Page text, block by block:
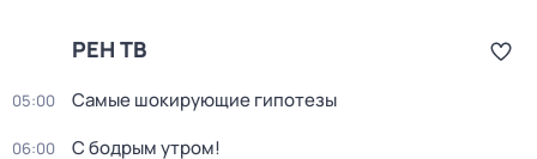
РЕН ТВ
05:00 Самые шoкиpующие гипотезы
06:00 С бодрым утром!